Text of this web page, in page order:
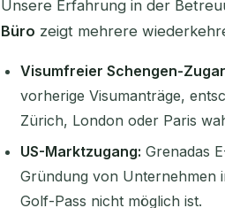
Unsere Erfahrung in der
Büro zeigt mehrere
Visumfreier Schengen-
vorherige Visumanträge,
Zürich, London oder Paris
US-Marktzugang: Grenadas
Gründung von Unternehmen
Golf-Pass nicht möglich ist.